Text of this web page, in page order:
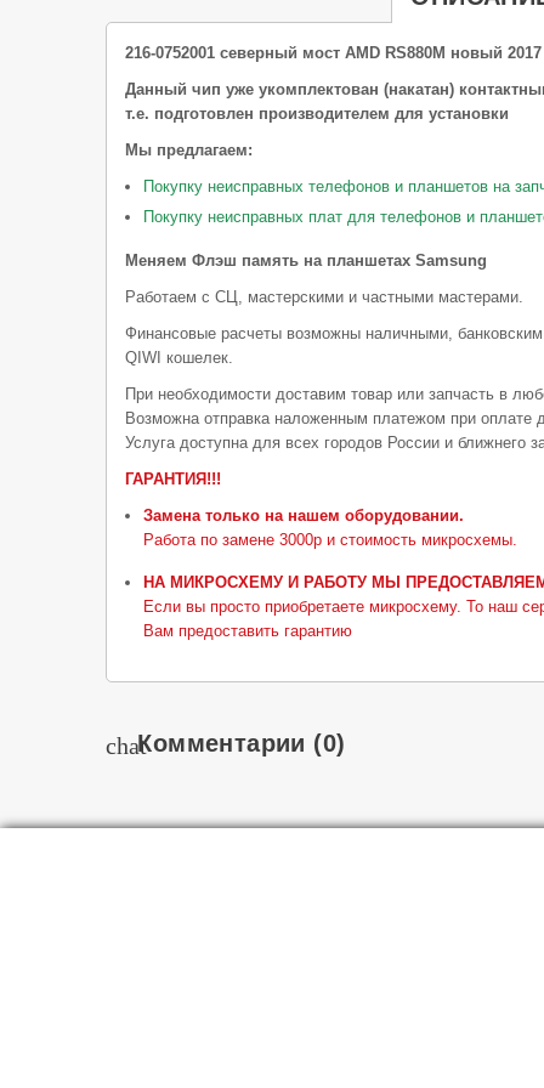
216-0752001 северный мост AMD RS880M новый 2017
Данный чип уже укомплектован (накатан)
т.е. подготовлен производителем для установки
Мы предлагаем:
Покупку неисправных телефонов и планшетов на
Покупку неисправных плат для телефонов и
Меняем Флэш память на планшетах Samsung
Работаем с СЦ, мастерскими и частными мастерами.
Финансовые расчеты возможны наличными,
QIWI кошелек.
При необходимости доставим товар или запчасть в
Возможна отправка наложенным платежом при оплате
Услуга доступна для всех городов России и ближнего
ГАРАНТИЯ!!!
Замена только на нашем оборудовании.
Работа по замене 3000р и стоимость микросхемы.
НА МИКРОСХЕМУ И РАБОТУ МЫ ПРЕДОСТАВЛЯЕМ
Если вы просто приобретаете микросхему. То наш
Вам предоставить гарантию
chatКомментарии (0)